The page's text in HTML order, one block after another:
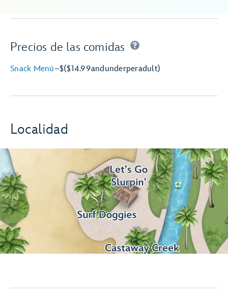
Precios de las comidas
Snack Menú–$($14.99andunderperadult)
Localidad